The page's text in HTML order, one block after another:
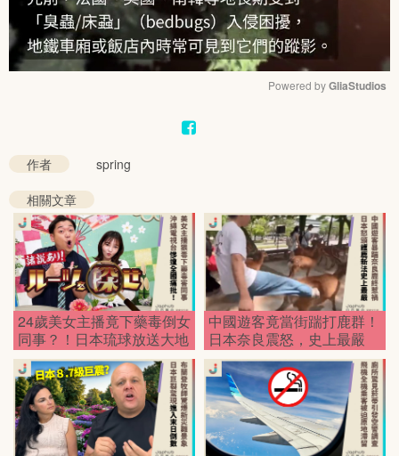
Powered by GliaStudios
作者
spring
相關文章
24歲美女主播竟下藥毒倒女
同事？！日本琉球放送大地
震，震驚全國！
中國遊客竟當街踹打鹿群！
日本奈良震怒，史上最嚴
「護鹿新法」強勢上路！